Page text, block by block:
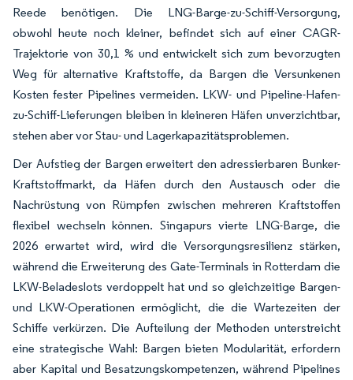
Reede benötigen. Die LNG-Barge-zu-Schiff-Versorgung,
obwohl heute noch kleiner, befindet sich auf einer CAGR-
Trajektorie von 30,1 % und entwickelt sich zum bevorzugten
Weg für alternative Kraftstoffe, da Bargen die Versunkenen
Kosten fester Pipelines vermeiden. LKW- und Pipeline-Hafen-
zu-Schiff-Lieferungen bleiben in kleineren Häfen unverzichtbar,
stehen aber vor Stau- und Lagerkapazitätsproblemen.
Der Aufstieg der Bargen erweitert den adressierbaren Bunker-
Kraftstoffmarkt, da Häfen durch den Austausch oder die
Nachrüstung von Rümpfen zwischen mehreren Kraftstoffen
flexibel wechseln können. Singapurs vierte LNG-Barge, die
2026 erwartet wird, wird die Versorgungsresilienz stärken,
während die Erweiterung des Gate-Terminals in Rotterdam die
LKW-Beladeslots verdoppelt hat und so gleichzeitige Bargen-
und LKW-Operationen ermöglicht, die die Wartezeiten der
Schiffe verkürzen. Die Aufteilung der Methoden unterstreicht
eine strategische Wahl: Bargen bieten Modularität, erfordern
aber Kapital und Besatzungskompetenzen, während Pipelines